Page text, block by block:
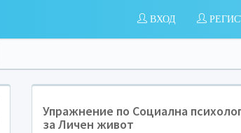
ВХОД
Упражнение по Социална
за Личен живот